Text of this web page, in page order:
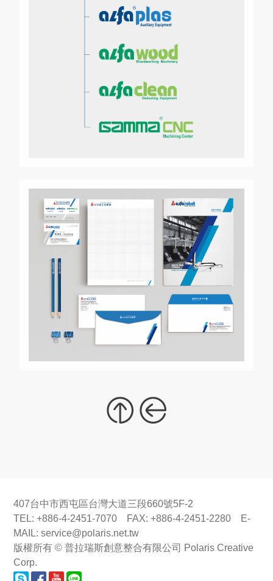
407台中市西屯區台灣大道三段660號5F-2
TEL: +886-4-2451-7070 FAX: +886-4-2451-2280 E-
MAIL:service@polaris.net.tw
版權所有 © 普拉瑞斯創意整合有限公司 Polaris Creative
Corp.